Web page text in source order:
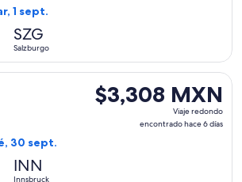
1 sept.
SZG
Salzburgo
$3,308 MXN
Viaje
redondo,
$3,308 MXN
Viaje redondo
encontrado hace 6 días
30 sept.
INN
Innsbruck
Lufthansa, con salida el jue, 24 sept.